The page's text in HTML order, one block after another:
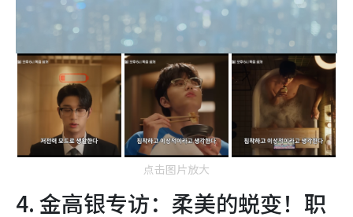
点击图片放大
4. 金高银专访：柔美的蜕变！职